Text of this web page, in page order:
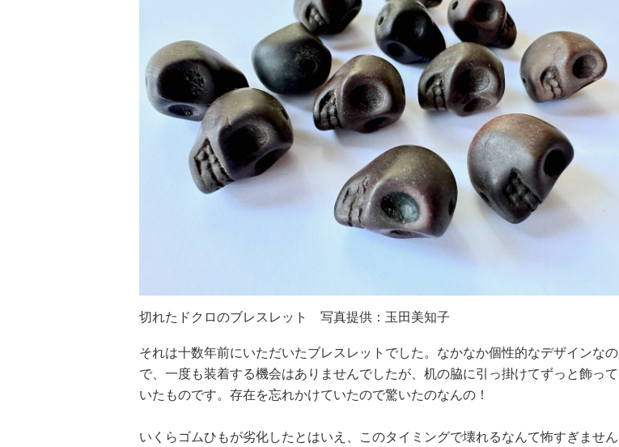
切れたドクロのブレスレット 写真提供：玉田美知子
それは十数年前にいただいたブレスレットでした。なかなか個性的なデザインなの
で、一度も装着する機会はありませんでしたが、机の脇に引っ掛けてずっと飾って
いたものです。存在を忘れかけていたので驚いたのなんの！
いくらゴムひもが劣化したとはいえ、このタイミングで壊れるなんて怖すぎません